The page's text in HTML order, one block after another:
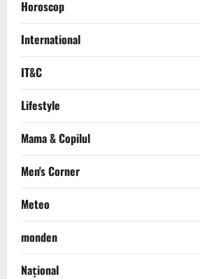
Horoscop
International
IT&C
Lifestyle
Mama & Copilul
Men's Corner
Meteo
monden
Național